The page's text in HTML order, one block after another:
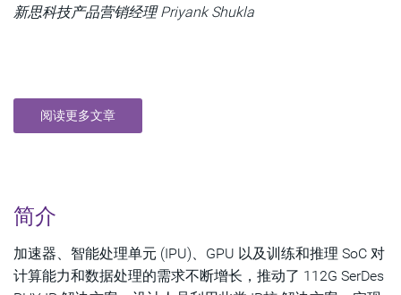
新思科技产品营销经理 Priyank Shukla
阅读更多文章
简介
加速器、智能处理单元 (IPU)、GPU 以及训练和推理 SoC 对
计算能力和数据处理的需求不断增长，推动了 112G SerDes